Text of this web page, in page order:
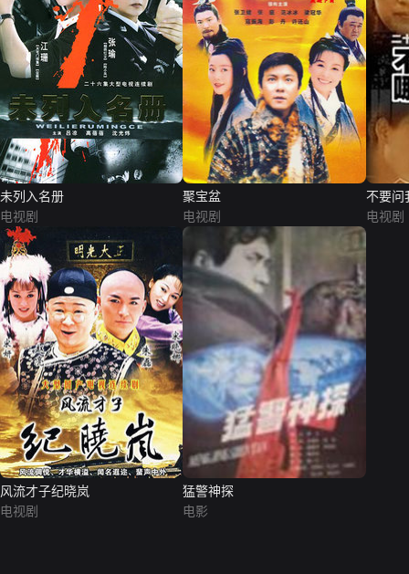
未列入名册
电视剧
聚宝盆
电视剧
不要问
电视剧
风流才子纪晓岚
电视剧
猛警神探
电影